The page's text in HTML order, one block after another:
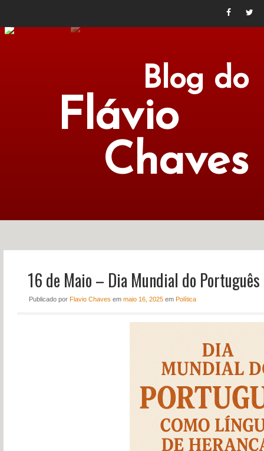
Blog do
Flávio
Chaves
NOTÍCIAS PERFIL
CONTATO
16 de Maio – Dia Mundial do
Publicado por Flavio Chaves em maio 16, 2025em Política